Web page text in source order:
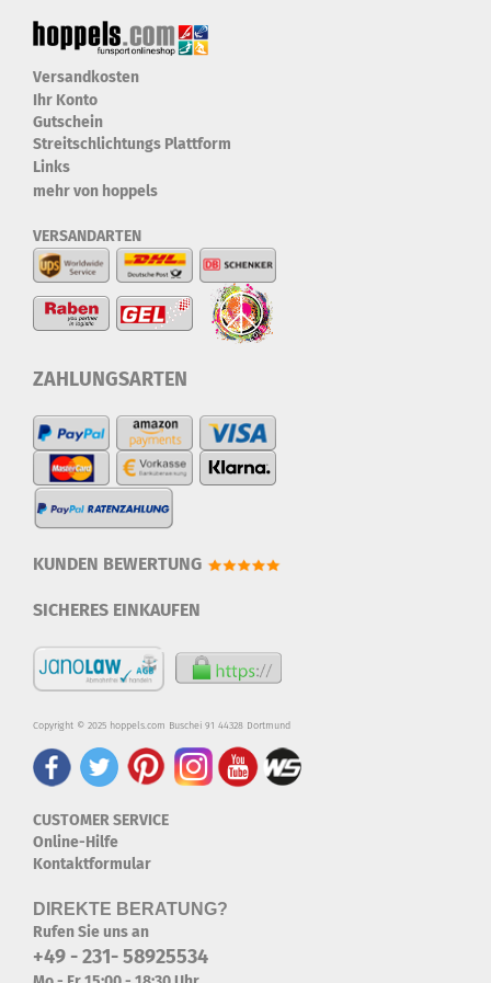
Versandkosten
Ihr Konto
Gutschein
Streitschlichtungs Plattform
Links
mehr von hoppels
VERSANDARTEN
ZAHLUNGSARTEN
KUNDEN BEWERTUNG
SICHERES EINKAUFEN
Copyright © 2025 hoppels.com Buschei 91 44328 Dortmund
CUSTOMER SERVICE
Online-Hilfe
Kontaktformular
DIREKTE BERATUNG?
Rufen Sie uns an
+49 - 231- 58925534